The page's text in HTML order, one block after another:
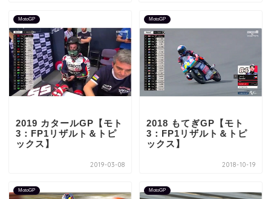
MotoGP
2019 カタールGP【モト
3：FP1リザルト＆トピ
ックス】
2019-03-08
MotoGP
2018 もてぎGP【モト
3：FP1リザルト＆トピ
ックス】
2018-10-19
MotoGP MotoGP